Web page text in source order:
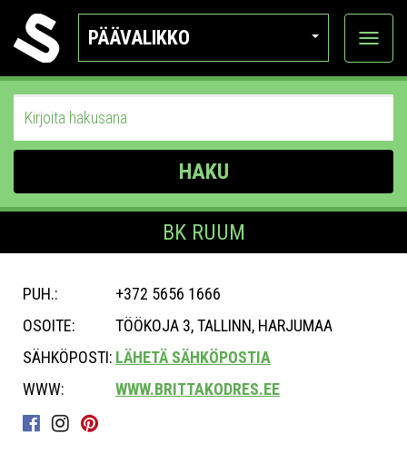
PÄÄVALIKKO
Näytä
HAKU
BK RUUM
PUH.:
+372 5656 1666
OSOITE:
TÖÖKOJA 3, TALLINN, HARJUMAA
SÄHKÖPOSTI: LÄHETÄ SÄHKÖPOSTIA
WWW:
WWW.BRITTAKODRES.EE